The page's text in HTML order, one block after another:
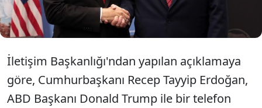
İletişim Başkanlığı'ndan yapılan açıklamaya
göre, Cumhurbaşkanı Recep Tayyip Erdoğan,
ABD Başkanı Donald Trump ile bir telefon